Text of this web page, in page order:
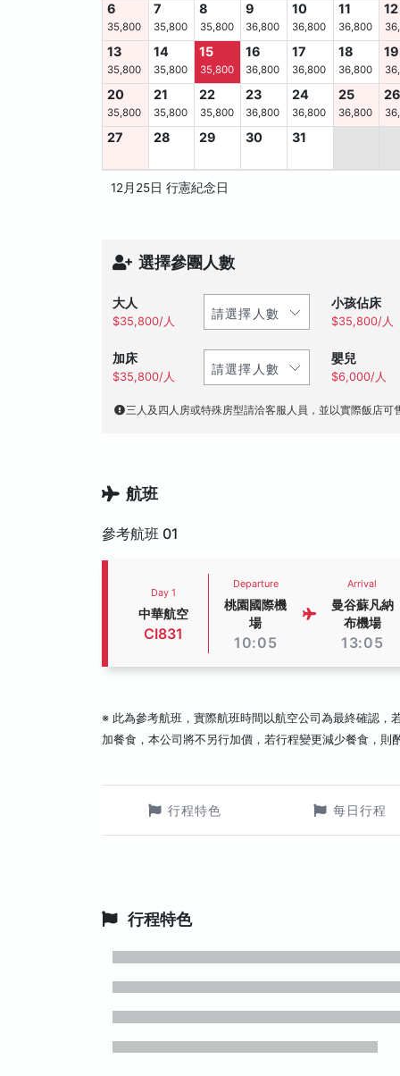
6
35,800
7
35,800
8
35,800
9
36,800
10
36,800
11
36,800
12
13
35,800
14
35,800
15
35,800
16
36,800
17
36,800
18
36,800
19
20
35,800
21
35,800
22
35,800
23
36,800
24
36,800
25
36,800
27 28 29 30 31
12月25日 行憲紀念日
選擇參團人數
大人
$35,800/人
小孩佔床
$35,800/人
加床
$35,800/人
嬰兒
$6,000/人
三人及四人房或特殊房型請洽客服人員，並以實際飯店可
航班
參考航班 01
Day 1
中華航空
CI831
Departure
桃園國際機
場
10:05
Arrival
曼谷蘇凡納
布機場
13:05
※ 此為參考航班，實際航班時間以航空公司為最終確認，
加餐食，本公司將不另行加價，若行程變更減少餐食，則
行程特色 每日行程
行程特色